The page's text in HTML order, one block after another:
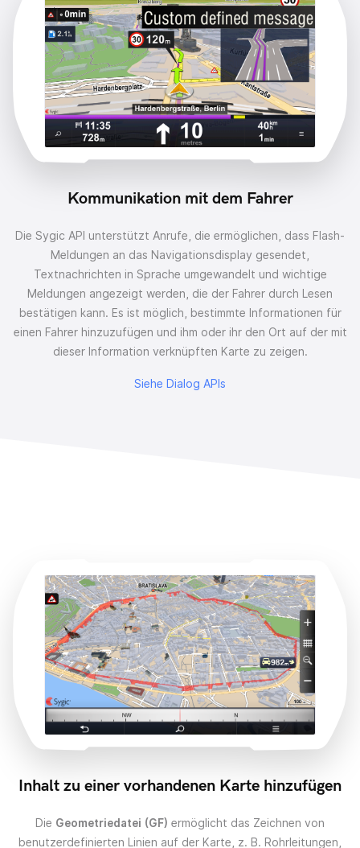
Kommunikation mit dem Fahrer
Die Sygic API unterstützt Anrufe, die ermöglichen, dass Flash-
Meldungen an das Navigationsdisplay gesendet,
Textnachrichten in Sprache umgewandelt und wichtige
Meldungen angezeigt werden, die der Fahrer durch Lesen
bestätigen kann. Es ist möglich, bestimmte Informationen für
einen Fahrer hinzuzufügen und ihm oder ihr den Ort auf der mit
dieser Information verknüpften Karte zu zeigen.
Siehe Dialog APIs
Inhalt zu einer vorhandenen Karte hinzufügen
Die Geometriedatei (GF) ermöglicht das Zeichnen von
benutzerdefinierten Linien auf der Karte, z. B. Rohrleitungen,